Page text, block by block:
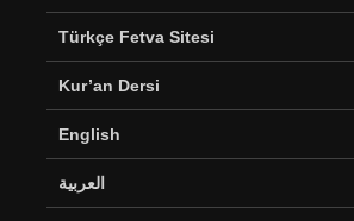
Türkçe Fetva Sitesi
Kur’an Dersi
English
العربية